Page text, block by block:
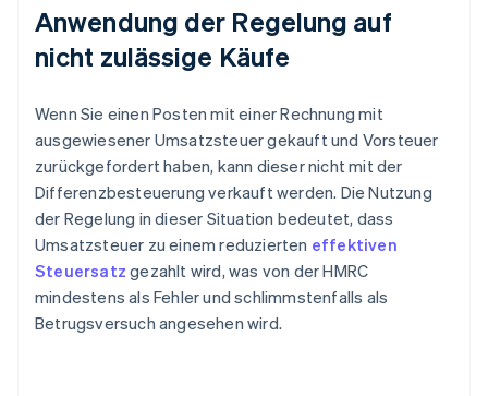
Anwendung der Regelung auf
nicht zulässige Käufe
Wenn Sie einen Posten mit einer Rechnung mit
ausgewiesener Umsatzsteuer gekauft und Vorsteuer
zurückgefordert haben, kann dieser nicht mit der
Differenzbesteuerung verkauft werden. Die Nutzung
der Regelung in dieser Situation bedeutet, dass
Umsatzsteuer zu einem reduzierten effektiven
Steuersatz gezahlt wird, was von der HMRC
mindestens als Fehler und schlimmstenfalls als
Betrugsversuch angesehen wird.